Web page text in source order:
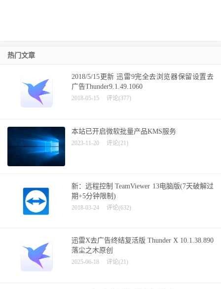
热门文章
2018/5/15更新 迅雷9完全去浏览器保留设置去
广告Thunder9.1.49.1060
2018-05-15 评论(377)
本站已开启微软批量产品KMS服务
2023-11-20 评论(21)
新：远程控制 TeamViewer 13电脑版(7天破解过
期+5分钟限制)
2018-03-24 评论(632)
迅雷X去广告终结复活版 Thunder X 10.1.38.890
落尘之木原创
2025-06-18 评论(21)